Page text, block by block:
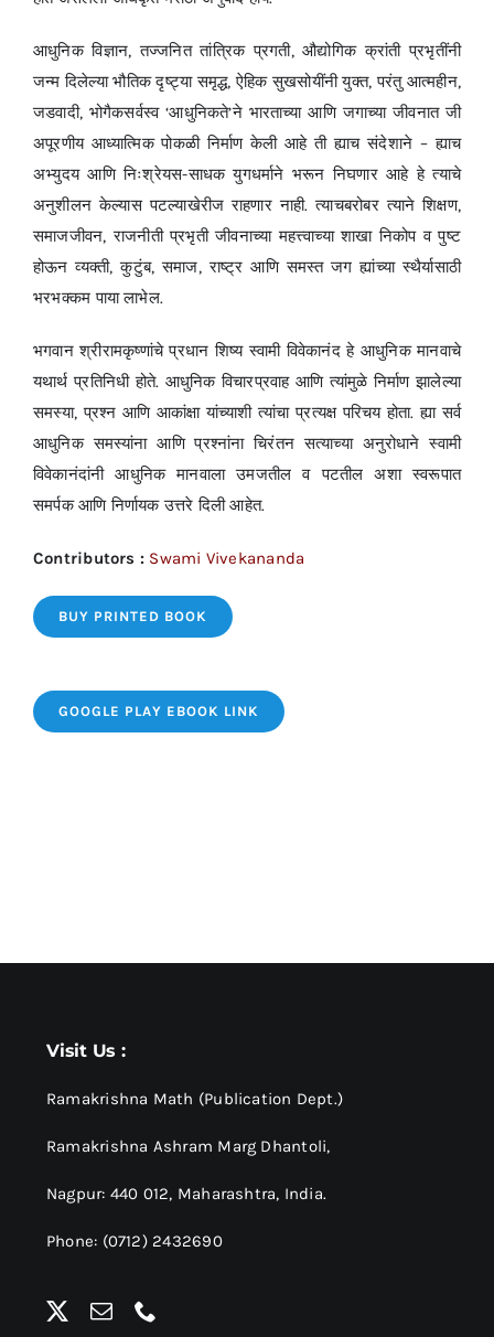
आधुनिक विज्ञान, तज्जनित तांत्रिक प्रगती, औद्योगिक क्रांती प्रभृतींनी
जन्म दिलेल्या भौतिक दृष्ट्या समृद्ध, ऐहिक सुखसोयींनी युक्त, परंतु आत्महीन,
जडवादी, भोगैकसर्वस्व ‘आधुनिकते’ने भारताच्या आणि जगाच्या जीवनात जी
अपूरणीय आध्यात्मिक पोकळी निर्माण केली आहे ती ह्याच संदेशाने – ह्याच
अभ्युदय आणि निःश्रेयस-साधक युगधर्माने भरून निघणार आहे हे त्याचे
अनुशीलन केल्यास पटल्याखेरीज राहणार नाही. त्याचबरोबर त्याने शिक्षण,
समाजजीवन, राजनीती प्रभृती जीवनाच्या महत्त्वाच्या शाखा निकोप व पुष्ट
होऊन व्यक्ती, कुटुंब, समाज, राष्ट्र आणि समस्त जग ह्यांच्या स्थैर्यासाठी
भरभक्कम पाया लाभेल.
भगवान श्रीरामकृष्णांचे प्रधान शिष्य स्वामी विवेकानंद हे आधुनिक मानवाचे
यथार्थ प्रतिनिधी होते. आधुनिक विचारप्रवाह आणि त्यांमुळे निर्माण झालेल्या
समस्या, प्रश्न आणि आकांक्षा यांच्याशी त्यांचा प्रत्यक्ष परिचय होता. ह्या सर्व
आधुनिक समस्यांना आणि प्रश्नांना चिरंतन सत्याच्या अनुरोधाने स्वामी
विवेकानंदांनी आधुनिक मानवाला उमजतील व पटतील अशा स्वरूपात
समर्पक आणि निर्णायक उत्तरे दिली आहेत.
Contributors : Swami Vivekananda
BUY PRINTED BOOK
GOOGLE PLAY EBOOK LINK
Visit Us :
Ramakrishna Math (Publication Dept.)
Ramakrishna Ashram Marg Dhantoli,
Nagpur: 440 012, Maharashtra, India.
Phone: (0712) 2432690